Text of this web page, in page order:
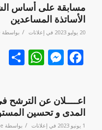
مسابقة على أساس
الأساتذة المساعدين
20 يوليو 2023 في إعلانات / بواسطة
Facebook
اعــــلان عن الترشح
المدى و تحسين المستوى
1 يونيو 2023 في إعلانات / بواسطة